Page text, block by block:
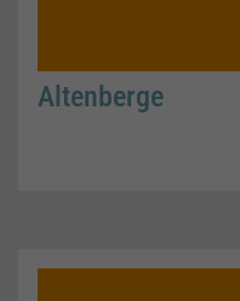
Altenberge